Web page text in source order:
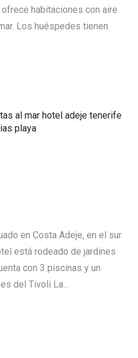
ofrece habitaciones con aire
Los huéspedes tienen
en Costa Adeje, en el sur
está rodeado de jardines
con 3 piscinas y un
del Tivoli La...